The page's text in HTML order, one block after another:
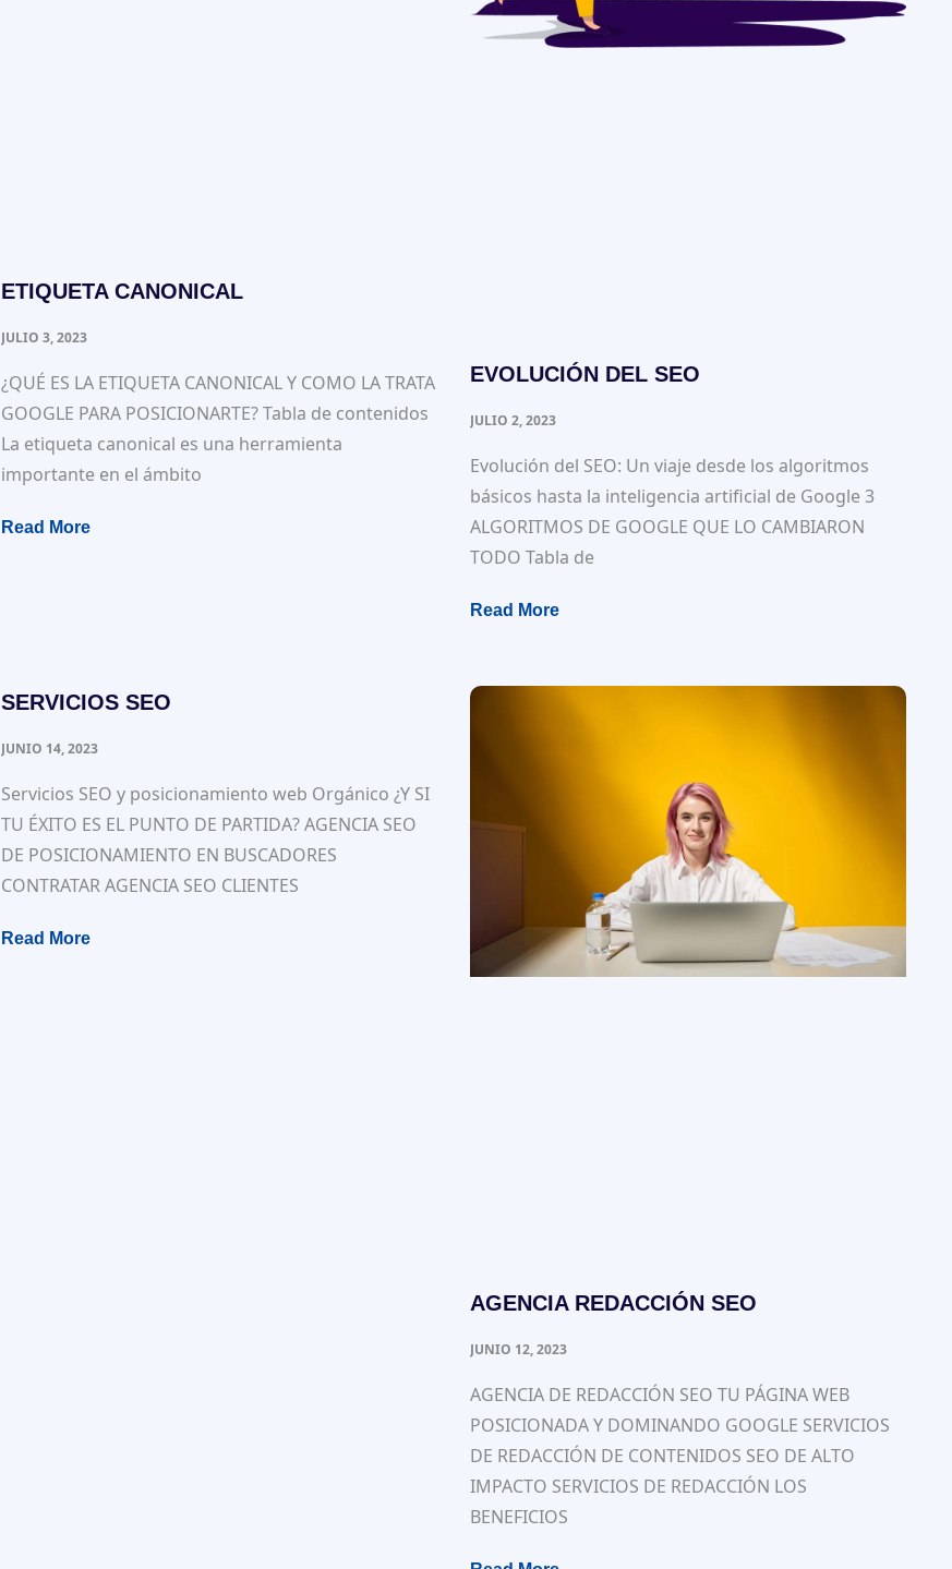
ETIQUETA CANONICAL
JULIO 3, 2023
¿QUÉ ES LA ETIQUETA CANONICAL Y COMO LA TRATA
GOOGLE PARA POSICIONARTE? Tabla de contenidos
La etiqueta canonical es una herramienta
importante en el ámbito
Read More
EVOLUCIÓN DEL SEO
JULIO 2, 2023
Evolución del SEO: Un viaje desde los algoritmos
básicos hasta la inteligencia artificial de Google 3
ALGORITMOS DE GOOGLE QUE LO CAMBIARON
TODO Tabla de
Read More
SERVICIOS SEO
JUNIO 14, 2023
Servicios SEO y posicionamiento web Orgánico ¿Y SI
TU ÉXITO ES EL PUNTO DE PARTIDA? AGENCIA SEO
DE POSICIONAMIENTO EN BUSCADORES
CONTRATAR AGENCIA SEO CLIENTES
Read More
AGENCIA REDACCIÓN SEO
JUNIO 12, 2023
AGENCIA DE REDACCIÓN SEO TU PÁGINA WEB
POSICIONADA Y DOMINANDO GOOGLE SERVICIOS
DE REDACCIÓN DE CONTENIDOS SEO DE ALTO
IMPACTO SERVICIOS DE REDACCIÓN LOS
BENEFICIOS